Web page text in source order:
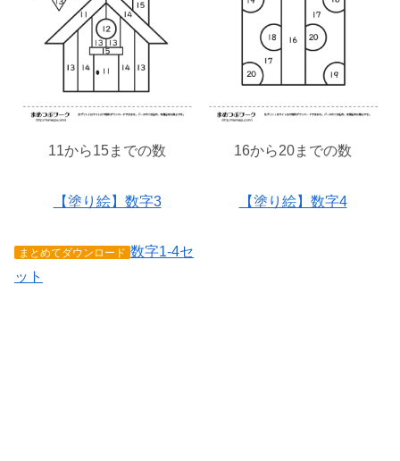
11から15までの数
【塗り絵】数字3
まとめてダウンロード 数字1-4セ
ット
16から20までの数
【塗り絵】数字4